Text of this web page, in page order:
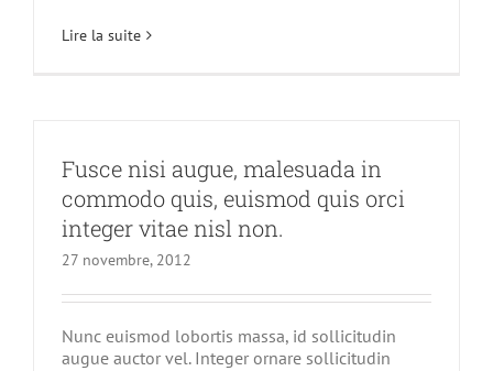
Lire la suite
Fusce nisi augue, malesuada in
commodo quis, euismod quis orci
integer vitae nisl non.
27 novembre, 2012
Nunc euismod lobortis massa, id sollicitudin
augue auctor vel. Integer ornare sollicitudin